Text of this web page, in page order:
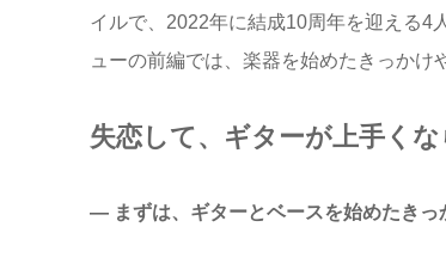
イルで、2022年に結成10周年を迎える4
ューの前編では、楽器を始めたきっかけ
失恋して、ギターが上手く
― まずは、ギターとベースを始めたきっ